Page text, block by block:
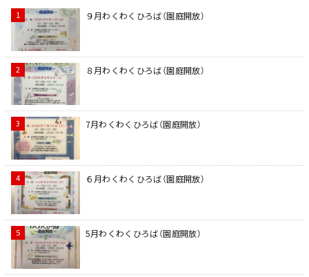
９月わくわくひろば（園庭開放）
８月わくわくひろば（園庭開放）
7月わくわくひろば（園庭開放）
６月わくわくひろば（園庭開放）
5月わくわくひろば（園庭開放）